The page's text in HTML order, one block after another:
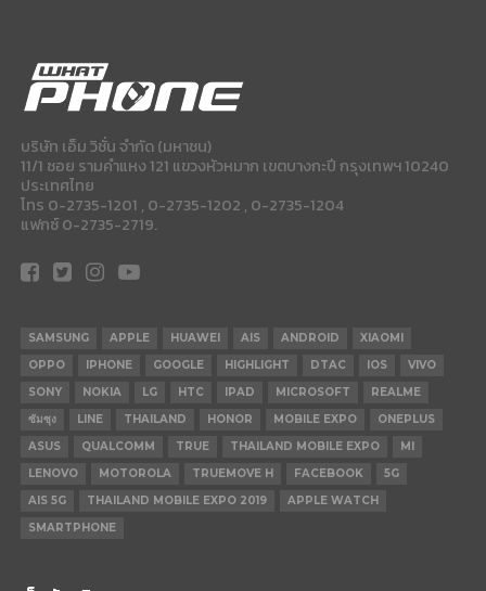
บริษัท เอ็ม วิชั่น จำกัด (มหาชน)
11/1 ซอย รามคำแหง 121 แขวงหัวหมาก เขตบางกะปี กรุงเทพฯ 10240
ประเทศไทย
โทร 0-2735-1201 , 0-2735-1202 , 0-2735-1204
แฟกซ์ 0-2735-2719.
SAMSUNG APPLE HUAWEI AIS ANDROID
XIAOMI
OPPO
IPHONE GOOGLE HIGHLIGHT DTAC IOS
VIVO
SONY
NOKIA LG HTC IPAD MICROSOFT
REALME
ซัมซุง
LINE THAILAND HONOR MOBILE EXPO
ONEPLUS
ASUS
QUALCOMM TRUE THAILAND MOBILE EXPO
MI
LENOVO
MOTOROLA TRUEMOVE H FACEBOOK
5G
AIS 5G
THAILAND MOBILE EXPO 2019
APPLE WATCH
SMARTPHONE